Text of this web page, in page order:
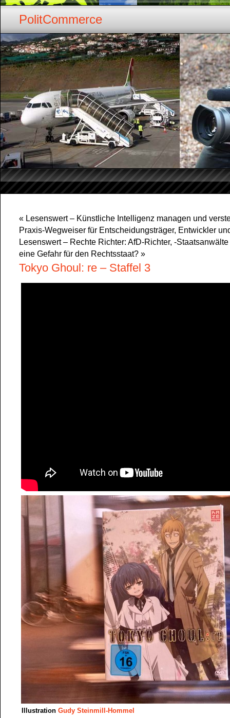
PolitCommerce
« Lesenswert – Künstliche Intelligenz managen und
Praxis-Wegweiser für Entscheidungsträger, Entwickler
Lesenswert – Rechte Richter: AfD-Richter, -
eine Gefahr für den Rechtsstaat? »
Tokyo Ghoul: re – Staffel 3
Illustration Gudy Steinmill-Hommel